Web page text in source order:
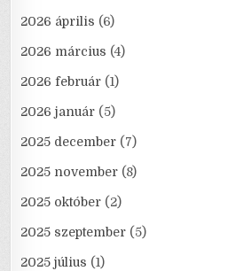
2026 április (6)
2026 március (4)
2026 február (1)
2026 január (5)
2025 december (7)
2025 november (8)
2025 október (2)
2025 szeptember (5)
2025 július (1)